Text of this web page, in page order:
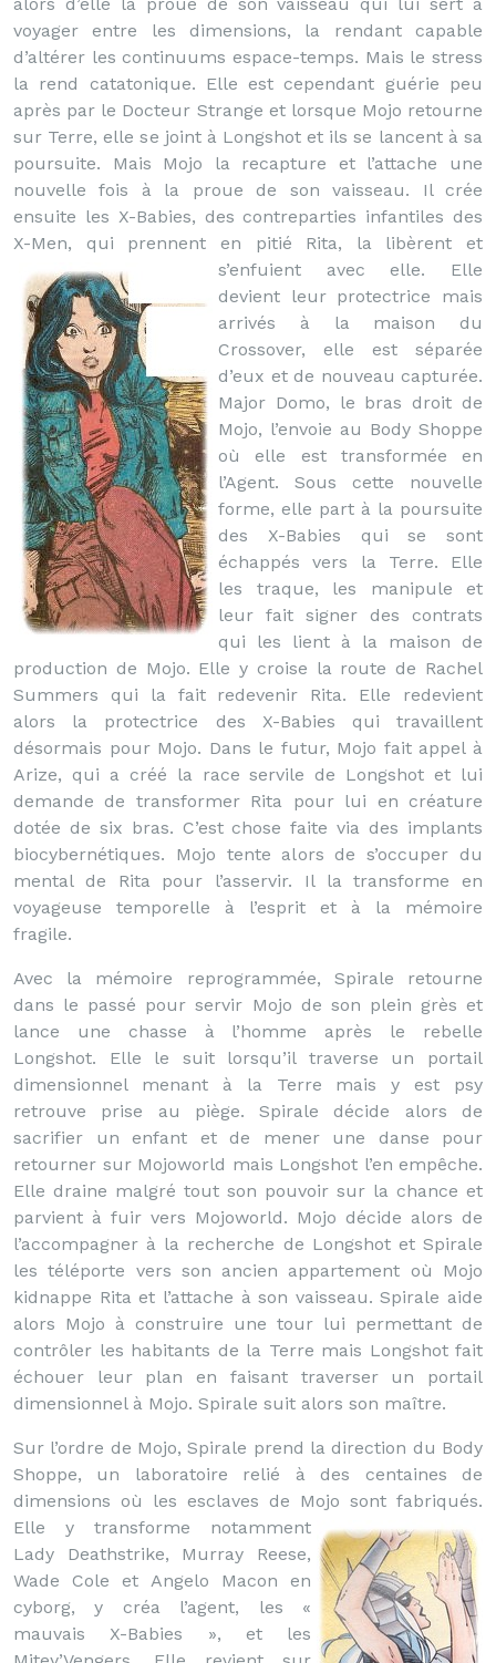
voyager entre les dimensions, la rendant capable
d’altérer les continuums espace-temps. Mais le stress
la rend catatonique. Elle est cependant guérie peu
après par le Docteur Strange et lorsque Mojo retourne
sur Terre, elle se joint à Longshot et ils se lancent à sa
poursuite. Mais Mojo la recapture et l’attache une
nouvelle fois à la proue de son vaisseau. Il crée
ensuite les X-Babies, des contreparties infantiles des
X-Men, qui prennent en pitié Rita, la libèrent et
s’enfuient avec elle. Elle
devient leur protectrice mais
arrivés à la maison du
Crossover, elle est séparée
d’eux et de nouveau capturée.
Major Domo, le bras droit de
Mojo, l’envoie au Body Shoppe
où elle est transformée en
l’Agent. Sous cette nouvelle
forme, elle part à la poursuite
des X-Babies qui se sont
échappés vers la Terre. Elle
les traque, les manipule et
leur fait signer des contrats
qui les lient à la maison de
production de Mojo. Elle y croise la route de Rachel
Summers qui la fait redevenir Rita. Elle redevient
alors la protectrice des X-Babies qui travaillent
désormais pour Mojo. Dans le futur, Mojo fait appel à
Arize, qui a créé la race servile de Longshot et lui
demande de transformer Rita pour lui en créature
dotée de six bras. C’est chose faite via des implants
biocybernétiques. Mojo tente alors de s’occuper du
mental de Rita pour l’asservir. Il la transforme en
voyageuse temporelle à l’esprit et à la mémoire
fragile.
Avec la mémoire reprogrammée, Spirale retourne
dans le passé pour servir Mojo de son plein grès et
lance une chasse à l’homme après le rebelle
Longshot. Elle le suit lorsqu’il traverse un portail
dimensionnel menant à la Terre mais y est psy
retrouve prise au piège. Spirale décide alors de
sacrifier un enfant et de mener une danse pour
retourner sur Mojoworld mais Longshot l’en empêche.
Elle draine malgré tout son pouvoir sur la chance et
parvient à fuir vers Mojoworld. Mojo décide alors de
l’accompagner à la recherche de Longshot et Spirale
les téléporte vers son ancien appartement où Mojo
kidnappe Rita et l’attache à son vaisseau. Spirale aide
alors Mojo à construire une tour lui permettant de
contrôler les habitants de la Terre mais Longshot fait
échouer leur plan en faisant traverser un portail
dimensionnel à Mojo. Spirale suit alors son maître.
Sur l’ordre de Mojo, Spirale prend la direction du Body
Shoppe, un laboratoire relié à des centaines de
dimensions où les esclaves de Mojo sont fabriqués.
Elle y transforme notamment
Lady Deathstrike, Murray Reese,
Wade Cole et Angelo Macon en
cyborg, y créa l’agent, les «
mauvais X-Babies », et les